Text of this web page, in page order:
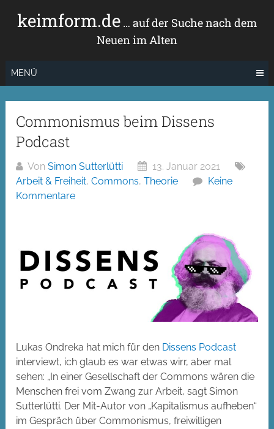
Inhaltkeimform.de… auf der Suche nach dem
Neuen im Alten
MENÜ
Commonismus beim Dissens
Podcast
VonSimon Sutterlütti
13. Januar 2021
Arbeit & Freiheit,Commons,Theorie
Keine
Kommentare
Lukas Ondreka hat mich für den Dissens Podcast
interviewt, ich glaub es war etwas wirr, aber mal
sehen: „In einer Gesellschaft der Commons wären die
Menschen frei vom Zwang zur Arbeit, sagt Simon
Sutterlütti. Der Mit-Autor von „Kapitalismus aufheben“
im Gespräch über Commonismus, freiwilligen